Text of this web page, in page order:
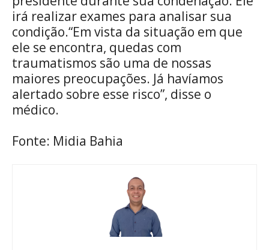
irá realizar exames para analisar sua
condição.“Em vista da situação em que
ele se encontra, quedas com
traumatismos são uma de nossas
maiores preocupações. Já havíamos
alertado sobre esse risco”, disse o
médico.
Fonte: Midia Bahia